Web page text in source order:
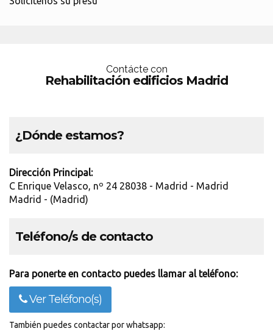
Contácte con
Rehabilitación edificios Madrid
¿Dónde estamos?
Dirección Principal:
C Enrique Velasco, nº 24 28038 - Madrid - Madrid
Madrid - (Madrid)
Teléfono/s de contacto
Para ponerte en contacto puedes llamar al teléfono:
Ver Teléfono(s)
También puedes contactar por whatsapp: